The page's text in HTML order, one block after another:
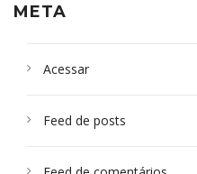
META
Acessar
Feed de posts